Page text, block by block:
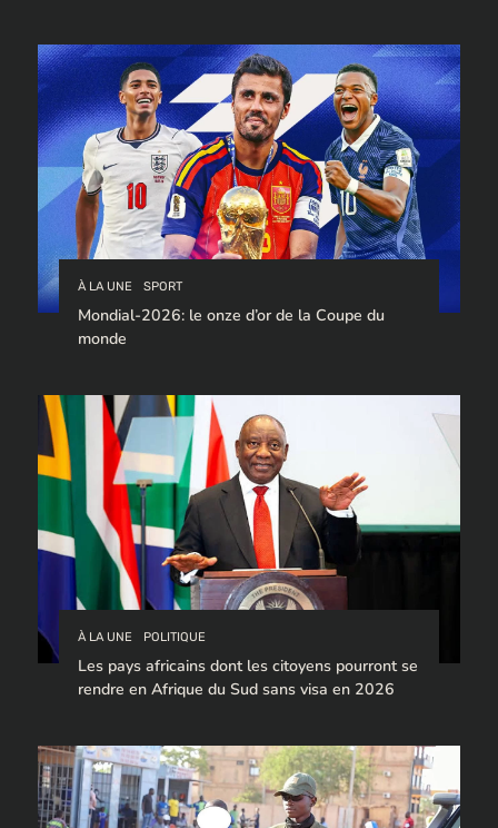
À LA UNE SPORT
Mondial-2026: le onze d’or de la Coupe du
monde
À LA UNE POLITIQUE
Les pays africains dont les citoyens pourront se
rendre en Afrique du Sud sans visa en 2026